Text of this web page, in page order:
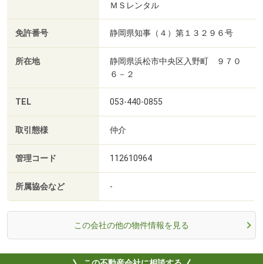
ＭＳレンタル
免許番号 静岡県知事（４）第１３２９６号
所在地
静岡県浜松市中央区入野町 ９７０
６－２
TEL 053-440-0855
取引態様 仲介
管理コード 112610964
所属協会など -
この会社の他の物件情報を見る